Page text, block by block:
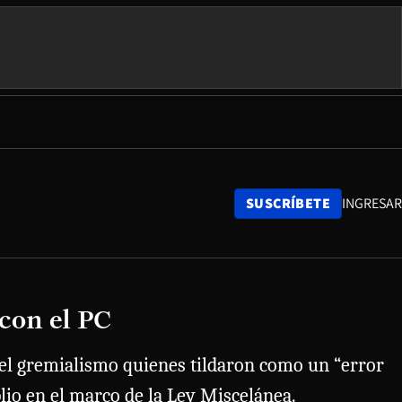
SUSCRÍBETE INGRESAR
el PC
gremialismo quienes tildaron como un “error
en el marco de la Ley Miscelánea.